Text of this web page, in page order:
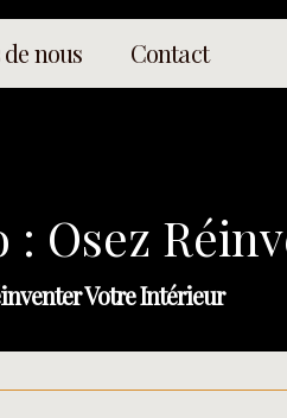
nous Contact
Osez
Votre Intérieur